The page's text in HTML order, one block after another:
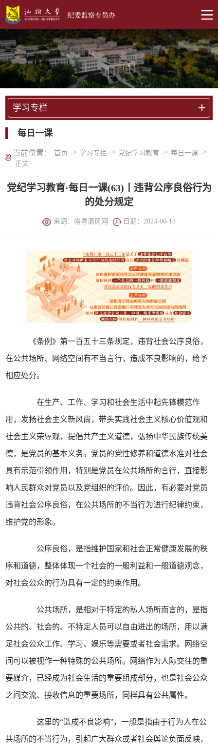
学习专栏
每日一课
当前位置： 首页 -> 学习专栏 -> 党纪学习教育 -> 每日一课 ->
正文
党纪学习教育·每日一课(63)丨违背公序良俗行为
的处分规定
来源：南粤清风网 日期：2024-06-18
《条例》第一百五十三条规定，违背社会公序良俗，
在公共场所、网络空间有不当言行，造成不良影响的，给予
相应处分。
在生产、工作、学习和社会生活中起先锋模范作
用，发扬社会主义新风尚，带头实践社会主义核心价值观和
社会主义荣辱观，提倡共产主义道德，弘扬中华民族传统美
德，是党员的基本义务。党员的党性修养和道德水准对社会
具有示范引领作用，特别是党员在公共场所的言行，直接影
响人民群众对党员以及党组织的评价。因此，有必要对党员
违背社会公序良俗，在公共场所的不当行为进行纪律约束，
维护党的形象。
公序良俗，是指维护国家和社会正常健康发展的秩
序和道德，整体体现一个社会的一般利益和一般道德观念，
对社会公众的行为具有一定的约束作用。
公共场所，是相对于特定的私人场所而言的，是指
公共的、社会的、不特定人员可以自由进出的场所，用以满
足社会公众工作、学习、娱乐等需要或者社会需求。网络空
间可以被视作一种特殊的公共场所。网络作为人际交往的重
要媒介，已经成为社会生活的重要组成部分，也是社会公众
之间交流、接收信息的重要场所，同样具有公共属性。
这里的“造成不良影响”，一般是指由于行为人在公
共场所的不当行为，引起广大群众或者社会舆论负面反映，